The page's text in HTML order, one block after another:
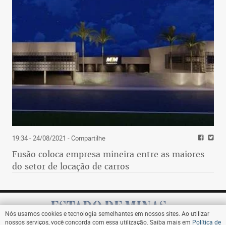
19:34 - 24/08/2021 - Compartilhe
Fusão coloca empresa mineira entre as maiores
do setor de locação de carros
Nós usamos cookies e tecnologia semelhantes em nossos sites. Ao utilizar
nossos serviços, você concorda com essa utilização. Saiba mais em Política de